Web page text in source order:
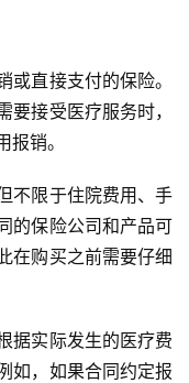
直接支付的保险。
接受医疗服务时，
销。
不限于住院费用、手
的保险公司和产品可
在购买之前需要仔细
据实际发生的医疗费
如，如果合同约定报